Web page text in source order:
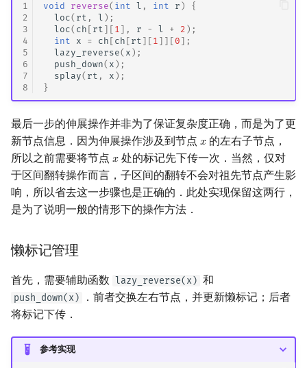
1
2
3
4
5
6
7
8
void reverse( int l , int r )
{
loc( rt , l );
loc( ch [ rt ][ 1 ], r - l + 2 );
int
x = ch [ ch [ rt ][ 1 ]][ 0 ];
lazy_reverse( x );
push_down( x );
splay( rt , x );
}
最后一步的伸展操作并非为了保证复杂度正确，而是为了更
新节点信息．因为伸展操作涉及到节点 𝑥
x 的左右子节点，
所以之前需要将节点 𝑥
x 处的标记先下传一次．当然，仅对
于区间翻转操作而言，子区间的翻转不会对祖先节点产生影
响，所以省去这一步骤也是正确的．此处实现保留这两行，
是为了说明一般的情形下的操作方法．
懒标记管理
首先，需要辅助函数 lazy_reverse(x) 和
push_down(x)
．前者交换左右节点，并更新懒标记；后者
将标记下传．
参考实现